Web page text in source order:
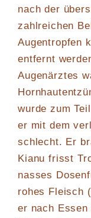
nach der
zahlreichen
Augentropfen
entfernt
Augenärztes
wurde zum
er mit dem
schlecht. Er
Kianu frisst
nasses
rohes Fleisch
er nach